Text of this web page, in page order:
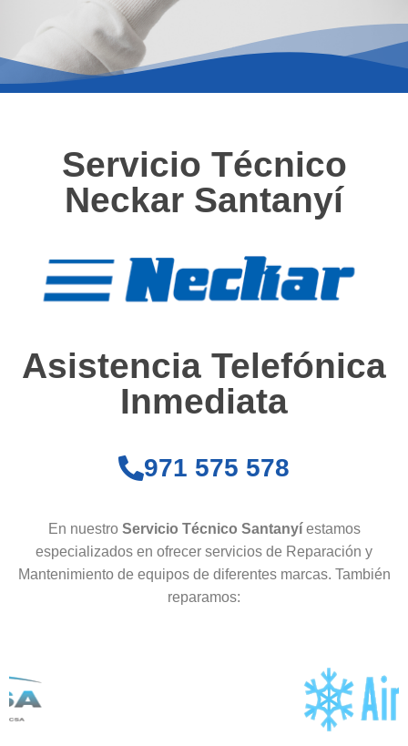
Servicio Técnico
Neckar Santanyí
Asistencia Telefónica
Inmediata
971 575 578
En nuestro Servicio Técnico Santanyí estamos
especializados en ofrecer servicios de Reparación y
Mantenimiento de equipos de diferentes marcas. También
reparamos: